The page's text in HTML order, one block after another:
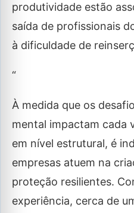
produtividade estão
saída de profissionais
à dificuldade de
“
À medida que os
mental impactam cada
em nível estrutural, é
empresas atuem na
proteção resilientes.
experiência, cerca de